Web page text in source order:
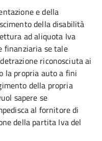
e della
della disabilità
ad aliquota Iva
finanziaria se tale
riconosciuta ai
la propria auto a fini
della propria
sapere se
al fornitore di
della partita Iva del